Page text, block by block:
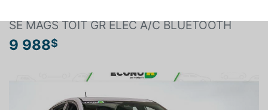
SE MAGS TOIT GR ÉLEC A/C BLUETOOTH
9 988$